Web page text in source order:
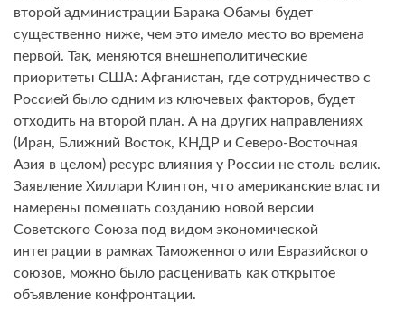
второй администрации Барака Обамы будет
существенно ниже, чем это имело место во времена
первой. Так, меняются внешнеполитические
приоритеты США: Афганистан, где сотрудничество с
Россией было одним из ключевых факторов, будет
отходить на второй план. А на других направлениях
(Иран, Ближний Восток, КНДР и Северо-Восточная
Азия в целом) ресурс влияния у России не столь велик.
Заявление Хиллари Клинтон, что американские власти
намерены помешать созданию новой версии
Советского Союза под видом экономической
интеграции в рамках Таможенного или Евразийского
союзов, можно было расценивать как открытое
объявление конфронтации.